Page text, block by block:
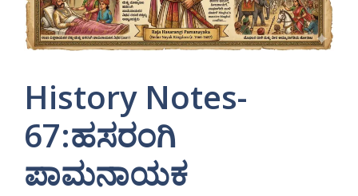
History Notes-
67:ಹಸರಂಗಿ
ಪಾಮನಾಯಕ